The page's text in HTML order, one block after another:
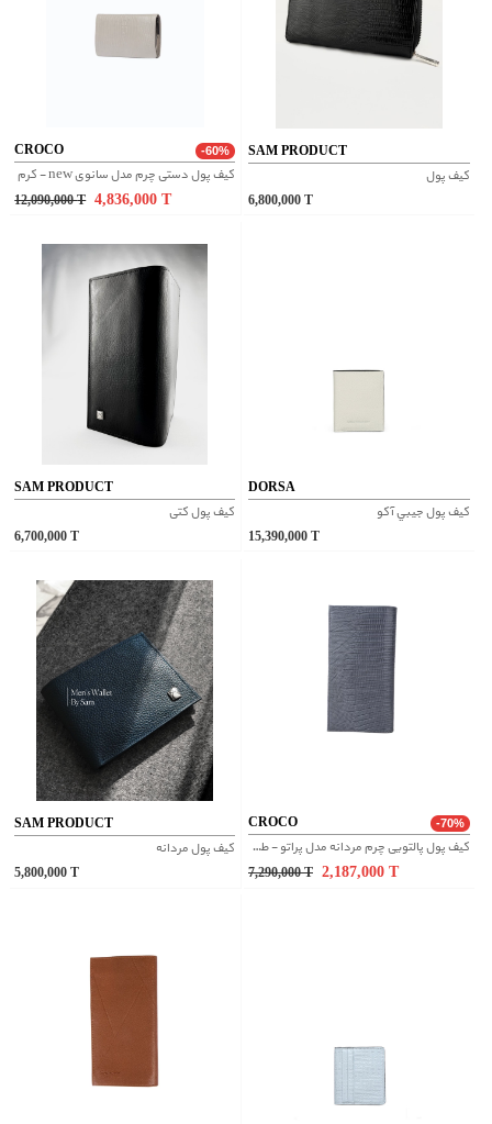
CROCO -60%
کیف پول دستی چرم مدل سانوی new - کرم
12,090,000 T 4,836,000
SAM PRODUCT
کیف پول
6,800,000
SAM PRODUCT
کیف پول کتی
6,700,000
DORSA
کيف پول جيبي آکو
15,390,000
SAM PRODUCT
کیف پول مردانه
5,800,000
CROCO -70%
کیف پول پالتویی چرم مردانه مدل پراتو - طوسی لیزارد
7,290,000 T 2,187,000